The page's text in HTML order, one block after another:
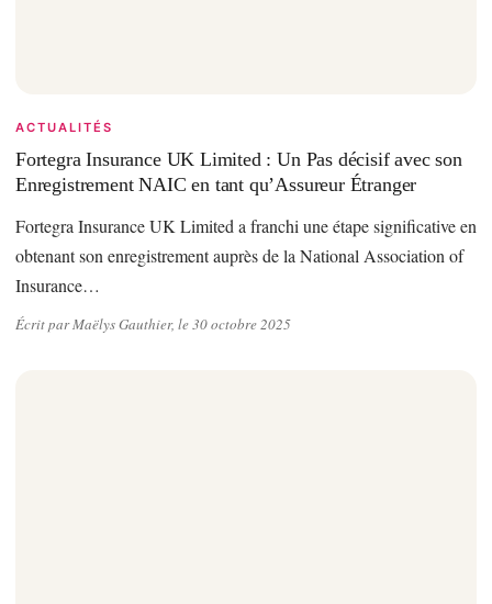
ACTUALITÉS
Fortegra Insurance UK Limited : Un Pas décisif avec son
Enregistrement NAIC en tant qu’Assureur Étranger
Fortegra Insurance UK Limited a franchi une étape significative en
obtenant son enregistrement auprès de la National Association of
Insurance…
Écrit par Maëlys Gauthier, le 30 octobre 2025